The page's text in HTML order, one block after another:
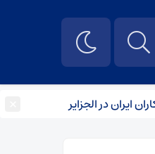
پایان گمانه‌زنی‌ها درباره لیست